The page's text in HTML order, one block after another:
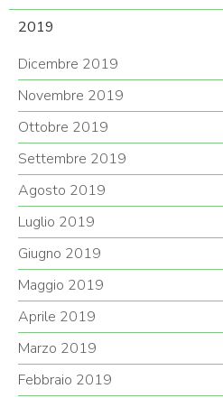
2019
Dicembre 2019
Novembre 2019
Ottobre 2019
Settembre 2019
Agosto 2019
Luglio 2019
Giugno 2019
Maggio 2019
Aprile 2019
Marzo 2019
Febbraio 2019